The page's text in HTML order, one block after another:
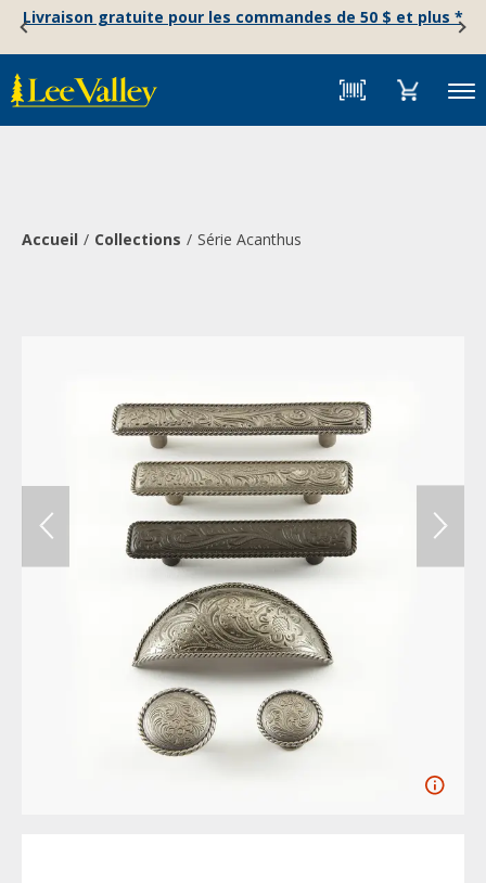
content
StatementLivraison gratuite pour les commandes de 50 $ et plus *
Menu
Accueil Collections Série Acanthus